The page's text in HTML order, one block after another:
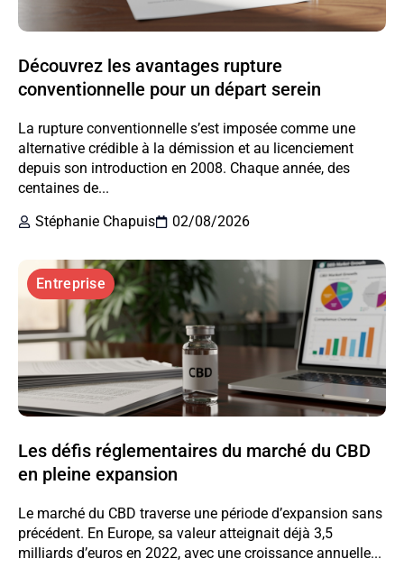
Découvrez les avantages rupture
conventionnelle pour un départ serein
La rupture conventionnelle s’est imposée comme une
alternative crédible à la démission et au licenciement
depuis son introduction en 2008. Chaque année, des
centaines de...
Stéphanie Chapuis
02/08/2026
Entreprise
Les défis réglementaires du marché du CBD
en pleine expansion
Le marché du CBD traverse une période d’expansion sans
précédent. En Europe, sa valeur atteignait déjà 3,5
milliards d’euros en 2022, avec une croissance annuelle...